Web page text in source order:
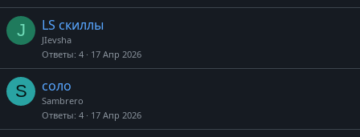
J LS скиллы
JIevsha
Ответы 4 17 Апр 2026
S соло
Sambrero
Ответы 4 17 Апр 2026